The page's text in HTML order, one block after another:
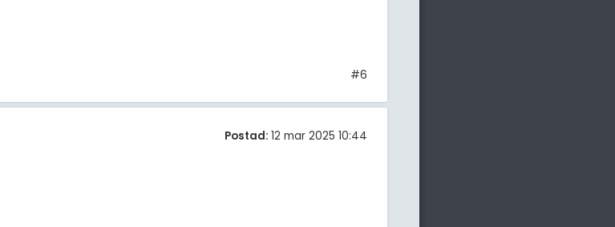
#6
Postad: 12 mar 2025 10:44